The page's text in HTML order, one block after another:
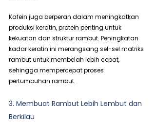
Kafein juga berperan dalam meningkatkan
produksi keratin, protein penting untuk
kekuatan dan struktur rambut. Peningkatan
kadar keratin ini merangsang sel-sel matriks
rambut untuk membelah lebih cepat,
sehingga mempercepat proses
pertumbuhan rambut.
3. Membuat Rambut Lebih Lembut dan
Berkilau